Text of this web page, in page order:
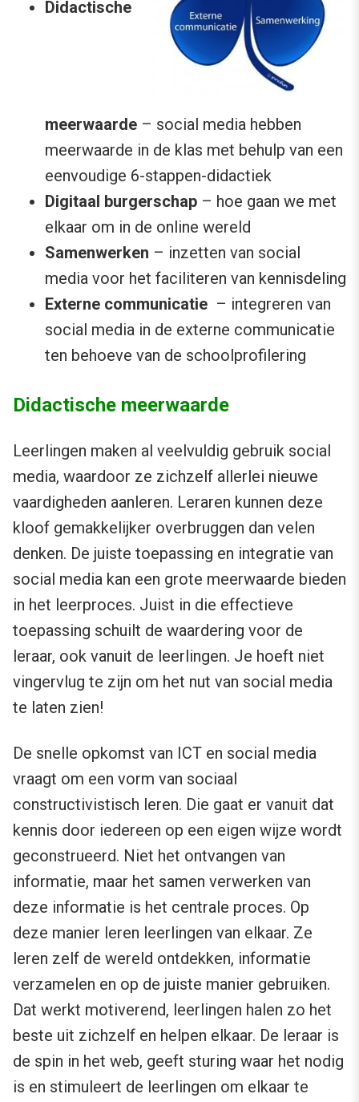
Didactische
meerwaarde – social media hebben
meerwaarde in de klas met behulp van een
eenvoudige 6-stappen-didactiek
Digitaal burgerschap – hoe gaan we met
elkaar om in de online wereld
Samenwerken – inzetten van social
media voor het faciliteren van kennisdeling
Externe communicatie – integreren van
social media in de externe communicatie
ten behoeve van de schoolprofilering
Didactische meerwaarde
Leerlingen maken al veelvuldig gebruik social
media, waardoor ze zichzelf allerlei nieuwe
vaardigheden aanleren. Leraren kunnen deze
kloof gemakkelijker overbruggen dan velen
denken. De juiste toepassing en integratie van
social media kan een grote meerwaarde bieden
in het leerproces. Juist in die effectieve
toepassing schuilt de waardering voor de
leraar, ook vanuit de leerlingen. Je hoeft niet
vingervlug te zijn om het nut van social media
te laten zien!
De snelle opkomst van ICT en social media
vraagt om een vorm van sociaal
constructivistisch leren. Die gaat er vanuit dat
kennis door iedereen op een eigen wijze wordt
geconstrueerd. Niet het ontvangen van
informatie, maar het samen verwerken van
deze informatie is het centrale proces. Op
deze manier leren leerlingen van elkaar. Ze
leren zelf de wereld ontdekken, informatie
verzamelen en op de juiste manier gebruiken.
Dat werkt motiverend, leerlingen halen zo het
beste uit zichzelf en helpen elkaar. De leraar is
de spin in het web, geeft sturing waar het nodig
is en stimuleert de leerlingen om elkaar te